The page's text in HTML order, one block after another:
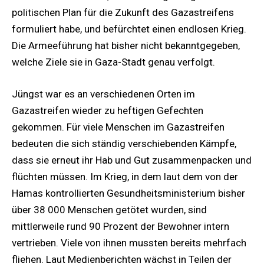
politischen Plan für die Zukunft des Gazastreifens
formuliert habe, und befürchtet einen endlosen Krieg.
Die Armeeführung hat bisher nicht bekanntgegeben,
welche Ziele sie in Gaza-Stadt genau verfolgt.
Jüngst war es an verschiedenen Orten im
Gazastreifen wieder zu heftigen Gefechten
gekommen. Für viele Menschen im Gazastreifen
bedeuten die sich ständig verschiebenden Kämpfe,
dass sie erneut ihr Hab und Gut zusammenpacken und
flüchten müssen. Im Krieg, in dem laut dem von der
Hamas kontrollierten Gesundheitsministerium bisher
über 38 000 Menschen getötet wurden, sind
mittlerweile rund 90 Prozent der Bewohner intern
vertrieben. Viele von ihnen mussten bereits mehrfach
fliehen. Laut Medienberichten wächst in Teilen der